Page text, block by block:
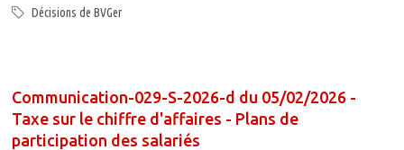
Décisions de BVGer
Communication-029-S-2026-d du 05/02/2026 -
Taxe sur le chiffre d'affaires - Plans de
participation des salariés